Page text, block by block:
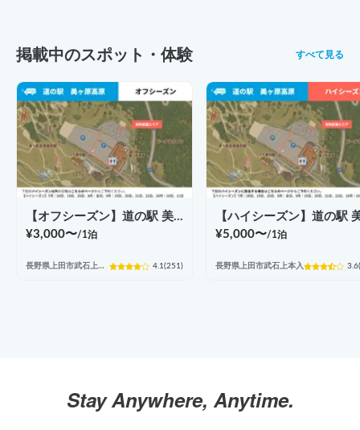
掲載中のスポット・体験 すべて見る
【オフシーズン】道の駅 美ヶ原高原
¥3,000〜/1泊
長野県上田市武石上本入 4.1(251)
¥5,000〜/1泊
長野県上田市武石上本入 3.6(
Stay Anywhere, Anytime.